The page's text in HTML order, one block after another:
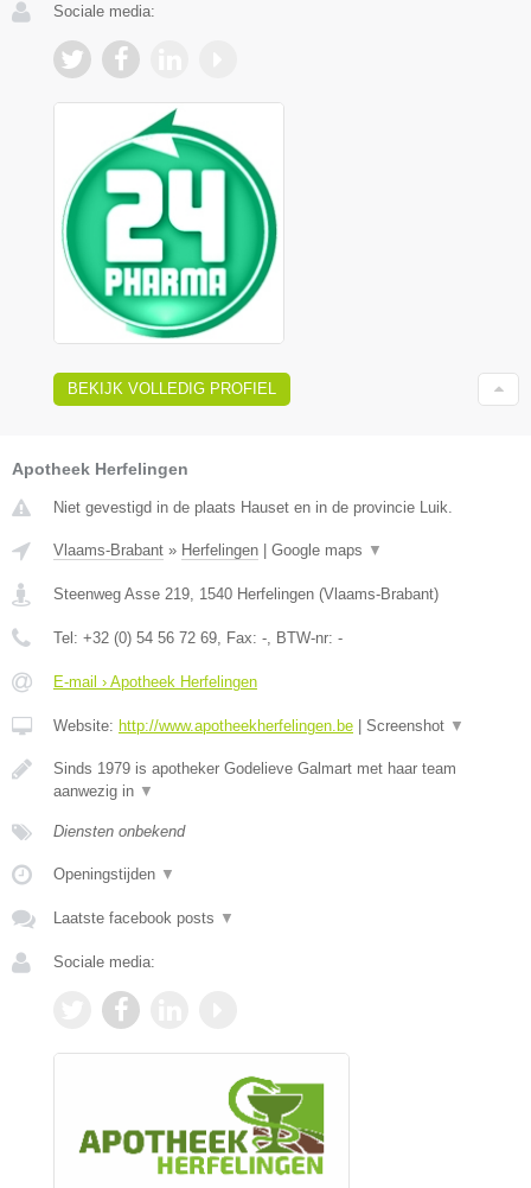
Sociale media:
BEKIJK VOLLEDIG PROFIEL
Apotheek Herfelingen
Niet gevestigd in de plaats Hauset en in de provincie Luik.
Vlaams-Brabant » Herfelingen Google maps ▼
Steenweg Asse 219 1540 Herfelingen (Vlaams-Brabant)
Tel: +32 (0) 54 56 72 69 , Fax: - , BTW-nr: -
E-mail › Apotheek Herfelingen
Website: http://www.apotheekherfelingen.be Screenshot ▼
Sinds 1979 is apotheker Godelieve Galmart met haar team
aanwezig in ▼
Diensten onbekend
Openingstijden ▼
Laatste facebook posts ▼
Sociale media: